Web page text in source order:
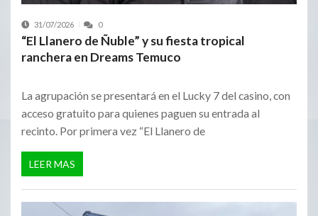
31/07/2026 0
“El Llanero de Ñuble” y su fiesta tropical
ranchera en Dreams Temuco
La agrupación se presentará en el Lucky 7 del casino, con
acceso gratuito para quienes paguen su entrada al
recinto. Por primera vez “El Llanero de
LEER MAS